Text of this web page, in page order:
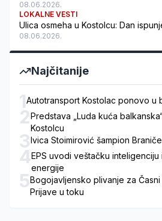
08.06.2026.
LOKALNE VESTI
Ulica osmeha u Kostolcu: Dan
08.06.2026.
Najčitanije
1Autotransport Kostolac ponovo u
2Predstava „Luda kuća
Kostolcu
3Ivica Stoimirović šampion
4EPS uvodi veštačku
energije
5Bogojavljensko plivanje za Časni
Prijave u toku